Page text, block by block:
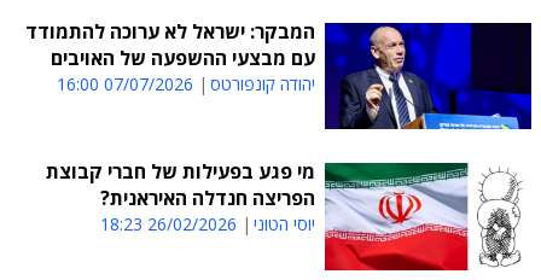
המבקר: ישראל לא ערוכה להתמודד
עם מבצעי ההשפעה של האויבים
יהודה קונפורטס 07/07/2026 16:00
מי פגע בפעילות של חברי קבוצת
הפריצה חנדלה האיראנית?
יוסי הטוני 26/02/2026 18:23